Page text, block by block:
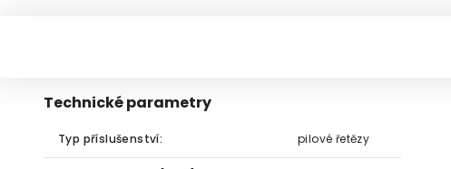
Technické parametry
Typ příslušenství: pilové řetězy